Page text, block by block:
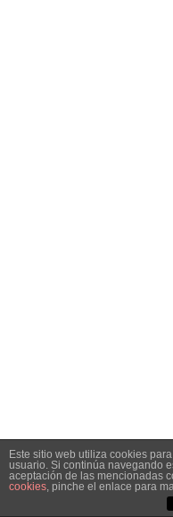
Este sitio web utiliza cookies
usuario. Si continúa navegando
aceptación de las mencionadas
cookies, pinche el enlace para